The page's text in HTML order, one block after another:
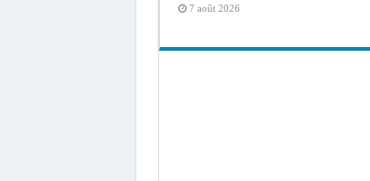
7 août 2026